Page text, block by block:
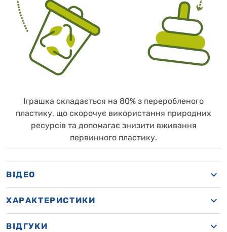
Іграшка складається на 80% з переробленого
пластику, що скорочує використання природних
ресурсів та допомагає знизити вживання
первинного пластику.
ВІДЕО
ХАРАКТЕРИСТИКИ
ВІДГУКИ